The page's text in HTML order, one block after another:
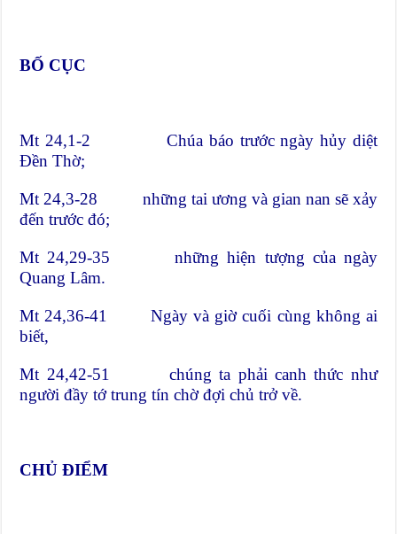
BỐ CỤC
Mt 24,1-2 Chúa báo trước ngày hủy diệt
Đền Thờ;
Mt 24,3-28 những tai ương và gian nan sẽ xảy
đến trước đó;
Mt 24,29-35 những hiện tượng của ngày
Quang Lâm.
Mt 24,36-41 Ngày và giờ cuối cùng không ai
biết,
Mt 24,42-51 chúng ta phải canh thức như
người đầy tớ trung tín chờ đợi chủ trở về.
CHỦ ĐIỂM